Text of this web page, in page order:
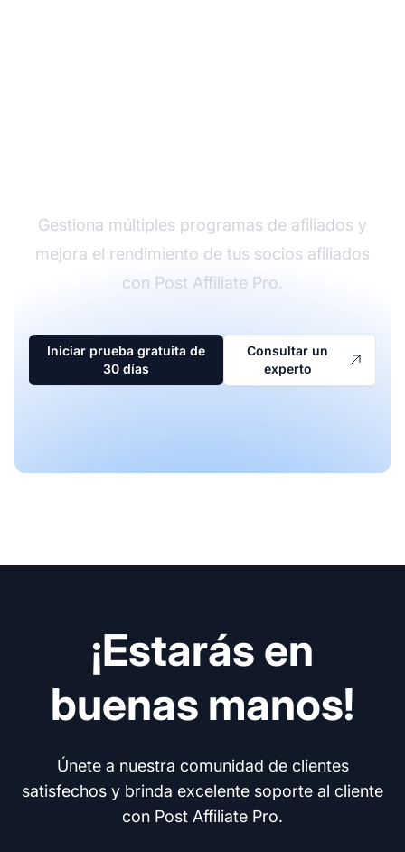
Gestiona múltiples programas de afiliados y
mejora el rendimiento de tus socios afiliados
con Post Affiliate Pro.
Iniciar prueba gratuita de
30 días
Consultar un
experto
¡Estarás en
buenas manos!
Únete a nuestra comunidad de clientes
satisfechos y brinda excelente soporte al cliente
con Post Affiliate Pro.